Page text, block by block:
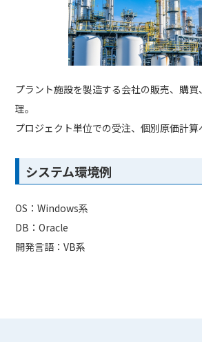
プラント施設を製造する会社の販売、購
理。
プロジェクト単位での受注、個別原価計算
システム環境例
OS：Windows系
DB：Oracle
開発言語：VB系